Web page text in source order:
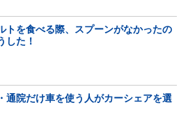
トを食べる際、スプーンがなかったの
した！
通院だけ車を使う人がカーシェアを選